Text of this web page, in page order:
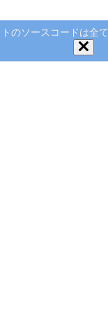
のソースコードは全て